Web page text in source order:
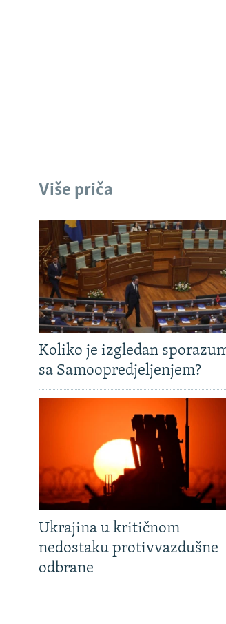
MOJA EVROPA
TRI DECENIJE OD RATA U BIH
SVE KARTE DEJTONA
NASTANAK I RASPAD JUGOSLAVIJE
Više priča
Koliko je izgledan
sa Samoopredjeljenjem?
Ukrajina u kritičnom
nedostaku protivvazdušne
odbrane